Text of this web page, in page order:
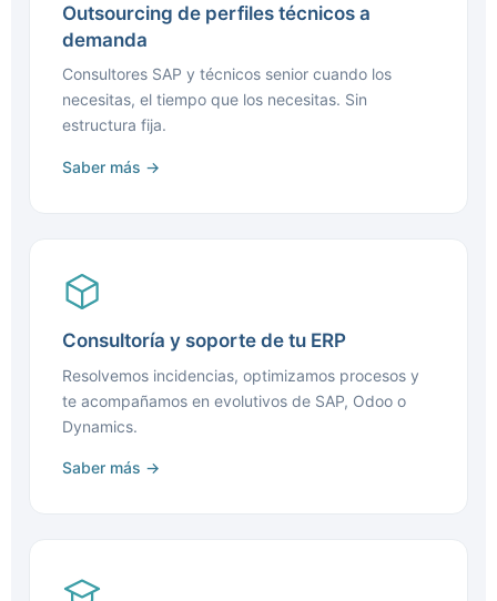
Outsourcing de perfiles técnicos a
demanda
Consultores SAP y técnicos senior cuando los
necesitas, el tiempo que los necesitas. Sin
estructura fija.
Saber más →
Consultoría y soporte de tu ERP
Resolvemos incidencias, optimizamos procesos y
te acompañamos en evolutivos de SAP, Odoo o
Dynamics.
Saber más →